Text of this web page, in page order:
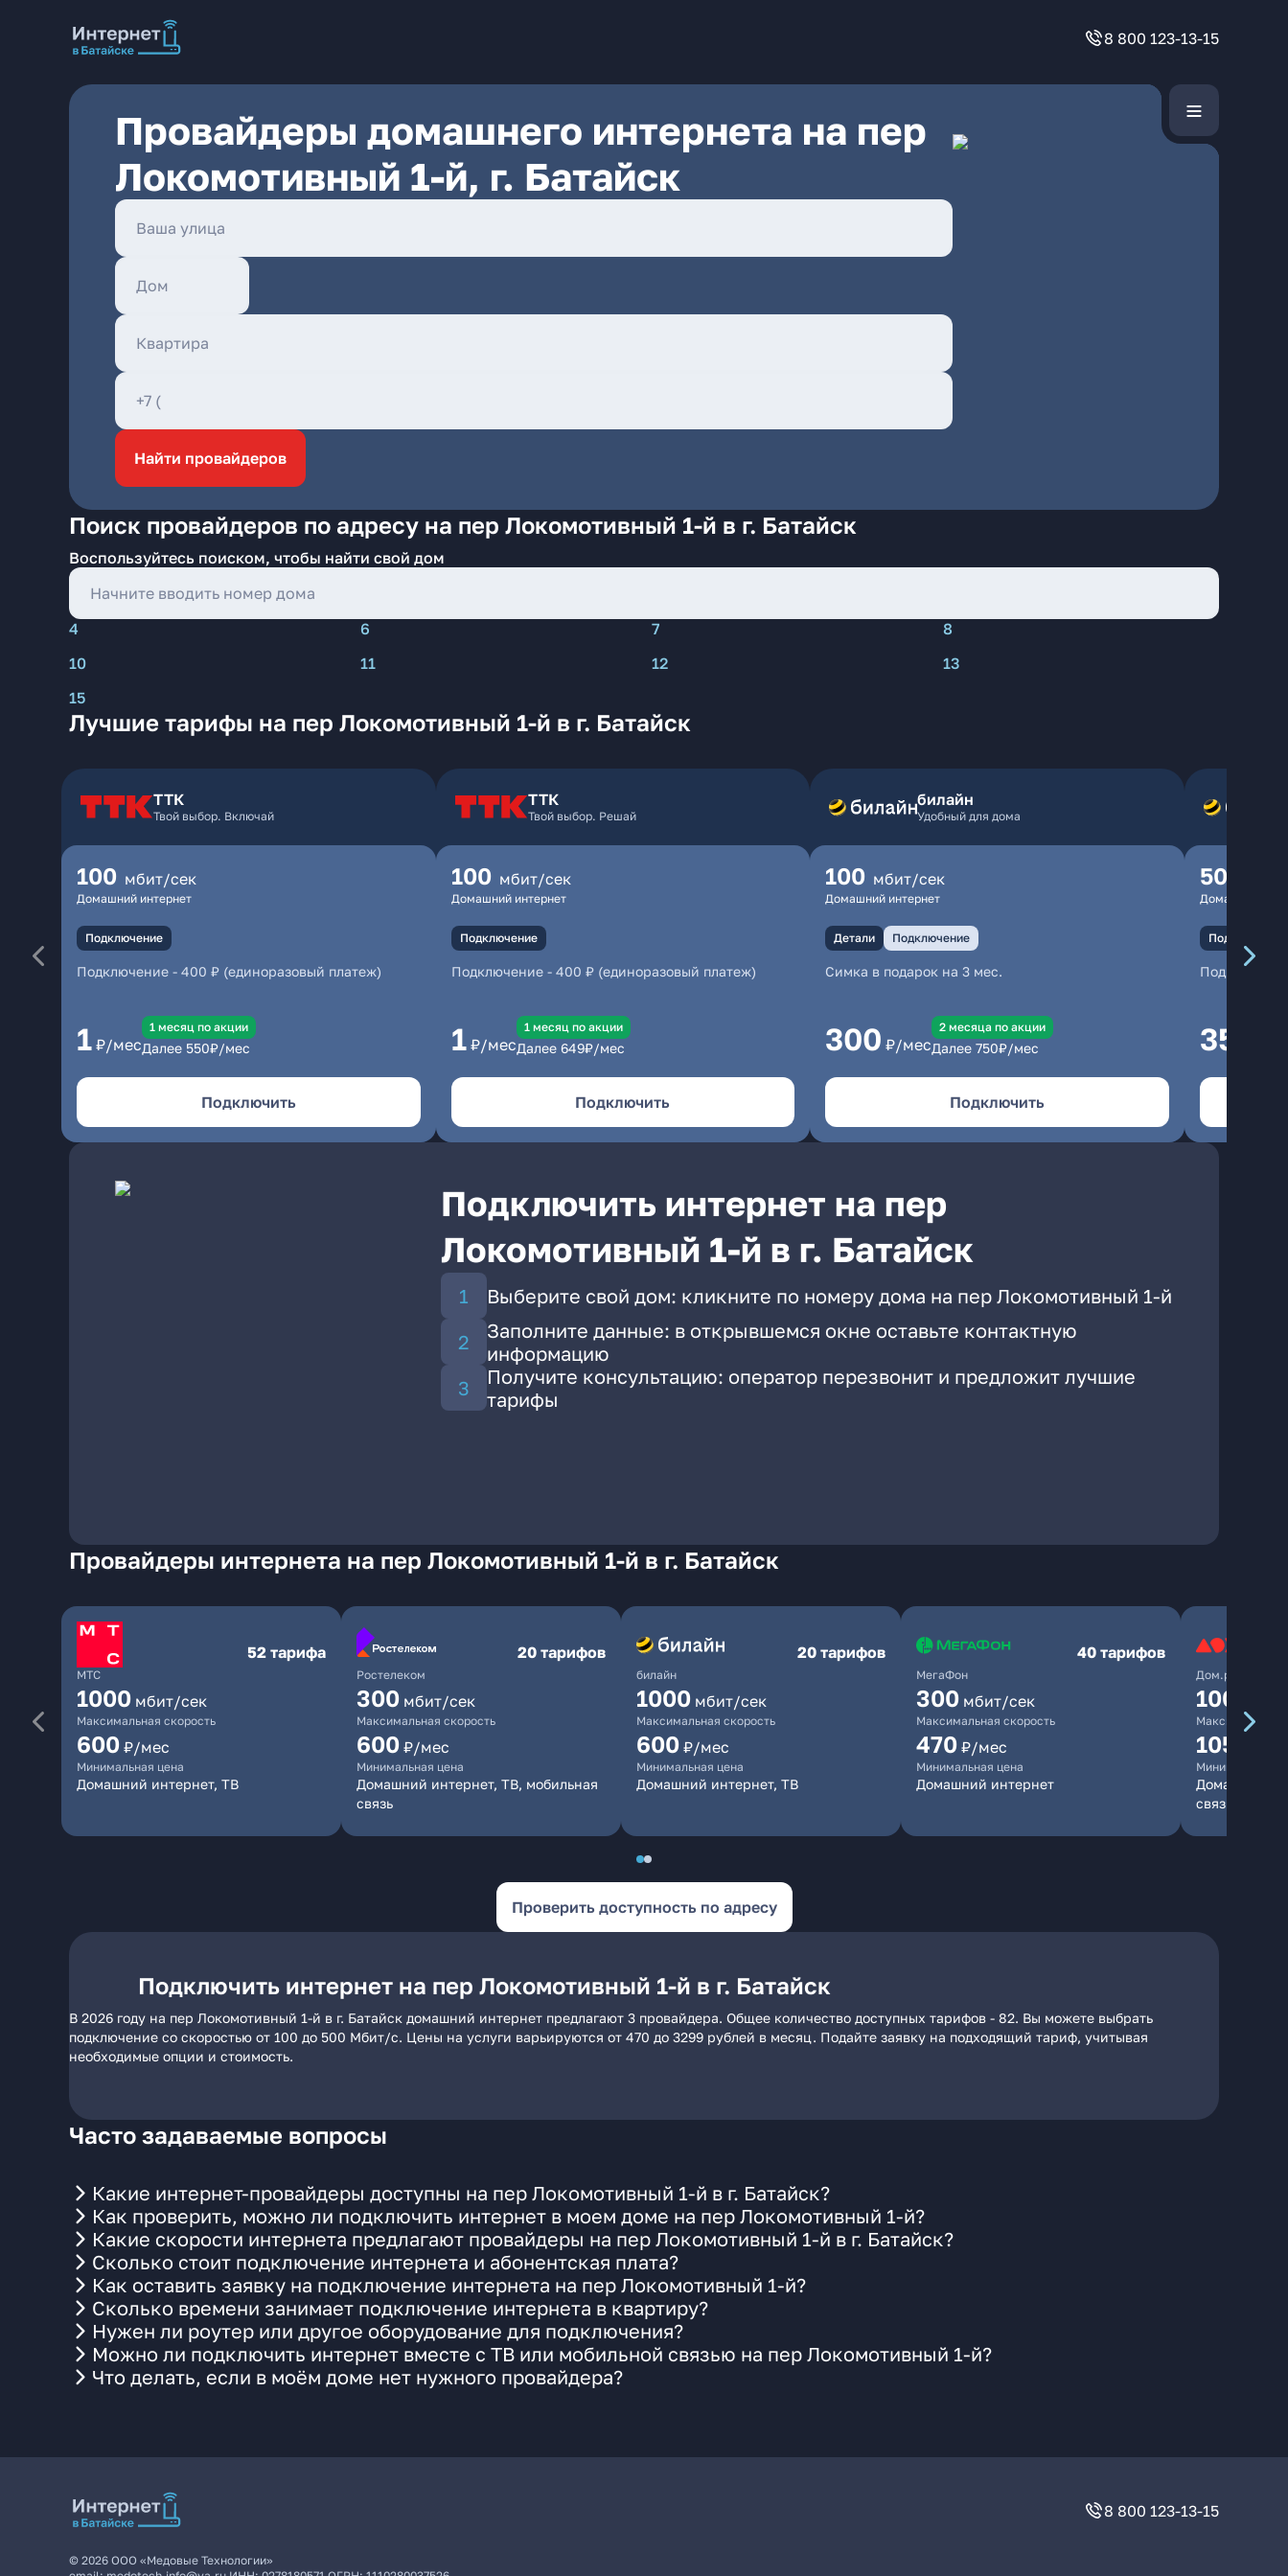
8 800 123-13-15
Провайдеры домашнего интернета на пер
Локомотивный 1-й, г. Батайск
Найти провайдеров
Поиск провайдеров по адресу на пер Локомотивный 1-й в г. Батайск
Воспользуйтесь поиском, чтобы найти свой дом
4 6 7
8
10
11 12
13
15
Лучшие тарифы на пер Локомотивный 1-й в г. Батайск
ТТК
Твой выбор. Включай
100 мбит/сек
Домашний интернет
Подключение
Подключение - 400 ₽ (единоразовый платеж)
1 ₽/мес
1 месяц по акции
Далее 550₽/мес
Подключить
ТТК
Твой выбор. Решай
100 мбит/сек
Домашний интернет
Подключение
Подключение- 400 ₽ (единоразовый платеж)
1 ₽/мес
1 месяц по акции
Далее 649₽/мес
Подключить
билайн
Удобный для дома
100 мбит/сек
Домашний интернет
Детали Подключение
Симка в подарок на 3 мес.
300 ₽/мес
2 месяцa по акции
Далее 750₽/мес
Подключить
500
Домашний
Подключение
350
Подключить интернет на пер
Локомотивный 1-й в г. Батайск
Выберите свой дом: кликните по номеру дома на пер Локомотивный 1-й
Заполните данные: в открывшемся окне оставьте контактную
информацию
Получите консультацию: оператор перезвонит и предложит лучшие
тарифы
Провайдеры интернета на пер Локомотивный 1-й в г. Батайск
МТС
52 тарифа
1000 мбит/сек
Максимальная скорость
600 ₽/мес
Минимальная цена
Домашний интернет, ТВ
Ростелеком
20 тарифов
300 мбит/сек
Максимальная скорость
600 ₽/мес
Минимальная цена
Домашний интернет, ТВ, мобильная
связь
билайн
20 тарифов
1000 мбит/сек
Максимальная скорость
600 ₽/мес
Минимальная цена
Домашний интернет, ТВ
МегаФон
40 тарифов
300 мбит/сек
Максимальная скорость
470 ₽/мес
Минимальная цена
Домашний интернет
Дом.ру
1000
Максимальная
1050
Минимальная
Домашний
связь
Проверить доступность по адресу
Подключить интернет на пер Локомотивный 1-й в г. Батайск
В 2026 году на пер Локомотивный 1-й в г. Батайск домашний интернет предлагают 3 провайдера. Общее количество доступных тарифов - 82. Вы можете выбрать
подключение со скоростью от 100 до 500 Мбит/с. Цены на услуги варьируются от 470 до 3299 рублей в месяц. Подайте заявку на подходящий тариф, учитывая
необходимые опции и стоимость.
Часто задаваемые вопросы
Какие интернет-провайдеры доступны на пер Локомотивный 1-й в г. Батайск?
Как проверить, можно ли подключить интернет в моем доме на пер Локомотивный 1-й?
Какие скорости интернета предлагают провайдеры на пер Локомотивный 1-й в г. Батайск?
Сколько стоит подключение интернета и абонентская плата?
Как оставить заявку на подключение интернета на пер Локомотивный 1-й?
Сколько времени занимает подключение интернета в квартиру?
Нужен ли роутер или другое оборудование для подключения?
Можно ли подключить интернет вместе с ТВ или мобильной связью на пер Локомотивный 1-й?
Что делать, если в моём доме нет нужного провайдера?
8 800 123-13-15
© 2026 ООО «Медовые Технологии»